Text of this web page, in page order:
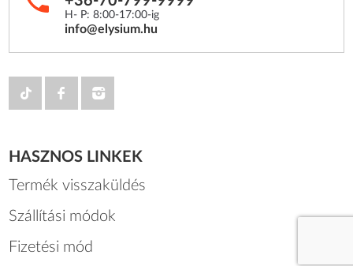
H- P: 8:00-17:00-ig
info@elysium.hu
HASZNOS LINKEK
Termék visszaküldés
Szállítási módok
Fizetési mód